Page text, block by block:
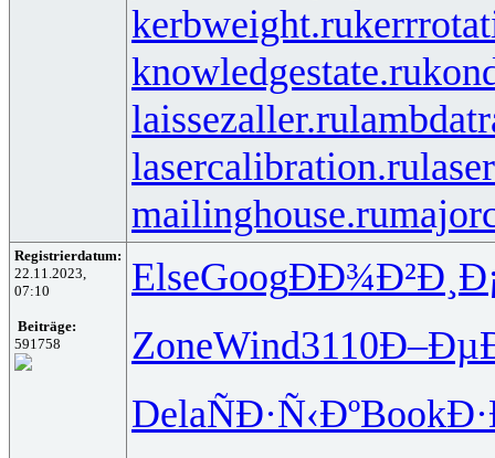
kerbweight.ru
knowledgestate.ru
laissezaller.ru
lasercalibration.ru
mailinghouse.ru
Registrierdatum:
22.11.2023,
07:10
Beiträge:
591758
ElseGoogÐÐ¾Ð²Ð¸
ZoneWind3110
DelaÑÐ·Ñ‹ÐºBook